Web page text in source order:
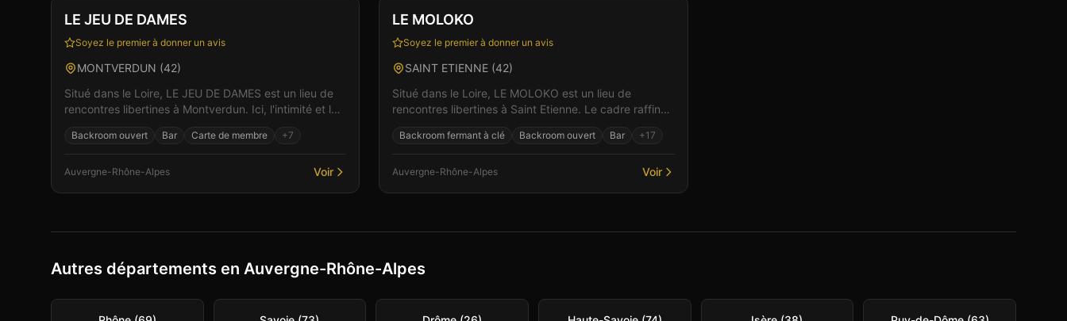
LE JEU DE DAMES
Soyez le premier à donner un avis
MONTVERDUN (42)
Situé dans le Loire, LE JEU DE DAMES est un lieu de
rencontres libertines à Montverdun. Ici, l'intimité et le
Backroom ouvert Bar Carte de membre +7
Auvergne-Rhône-Alpes Voir
LE MOLOKO
Soyez le premier à donner un avis
SAINT ETIENNE (42)
Situé dans le Loire, LE MOLOKO est un lieu de
rencontres libertines à Saint Etienne. Le cadre raffiné
Backroom fermant à clé Backroom ouvert Bar +17
Auvergne-Rhône-Alpes Voir
Autres départements en Auvergne-Rhône-Alpes